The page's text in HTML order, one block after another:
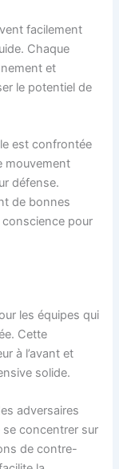
facilement
Chaque
et
le potentiel de
est confrontée
mouvement
défense.
de bonnes
pour
les équipes qui
Cette
à l’avant et
solide.
adversaires
se concentrer sur
de contre-